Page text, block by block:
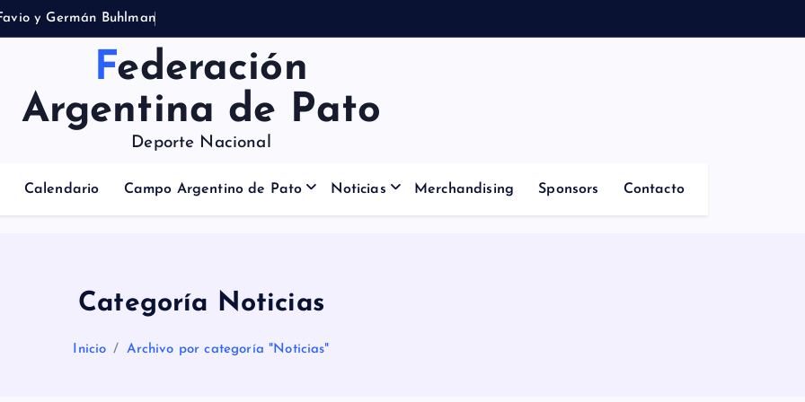
av io y Germán Buhlman
Federación
Argentina de Pato
Deporte Nacional
Calendario Campo Argentino de Pato Noticias Merchandising Sponsors Contacto
Categoría Noticias
Inicio Archivo por categoría "Noticias"